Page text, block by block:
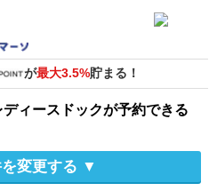
が最大3.5%貯まる！
ディースドックが予約できる
変更する ▼